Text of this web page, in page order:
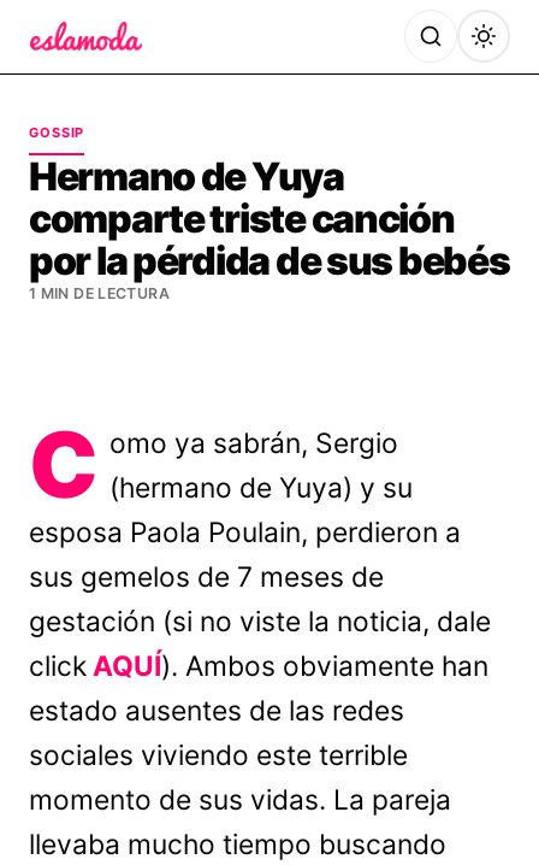
GOSSIP
Hermano de Yuya
comparte triste canción
por la pérdida de sus bebés
1 MIN DE LECTURA
C omo ya sabrán, Sergio
(hermano de Yuya) y su
esposa Paola Poulain, perdieron a
sus gemelos de 7 meses de
gestación (si no viste la noticia, dale
clickAQUÍ). Ambos obviamente han
estado ausentes de las redes
sociales viviendo este terrible
momento de sus vidas. La pareja
llevaba mucho tiempo buscando